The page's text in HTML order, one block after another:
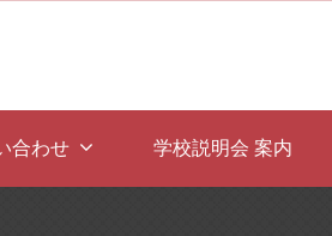
合わせ 学校説明会 案内